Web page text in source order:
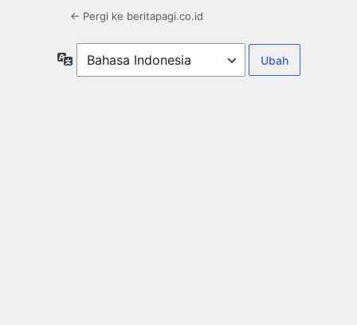
← Pergi ke beritapagi.co.id
Bahasa